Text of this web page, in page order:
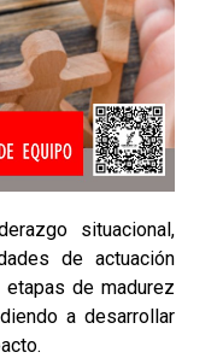
situacional,
de actuación
de madurez
a desarrollar